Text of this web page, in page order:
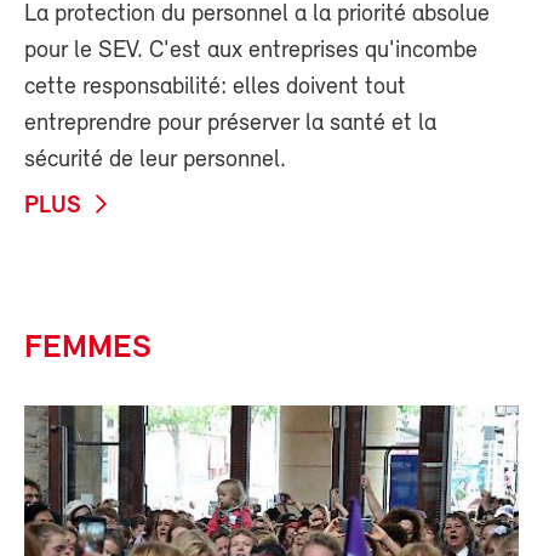
La protection du personnel a la priorité absolue
pour le SEV. C'est aux entreprises qu'incombe
cette responsabilité: elles doivent tout
entreprendre pour préserver la santé et la
sécurité de leur personnel.
PLUS
FEMMES